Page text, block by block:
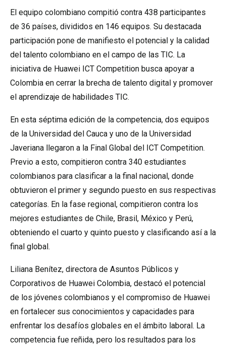
El equipo colombiano compitió contra 438 participantes
de 36 países, divididos en 146 equipos. Su destacada
participación pone de manifiesto el potencial y la calidad
del talento colombiano en el campo de las TIC. La
iniciativa de Huawei ICT Competition busca apoyar a
Colombia en cerrar la brecha de talento digital y promover
el aprendizaje de habilidades TIC.
En esta séptima edición de la competencia, dos equipos
de la Universidad del Cauca y uno de la Universidad
Javeriana llegaron a la Final Global del ICT Competition.
Previo a esto, compitieron contra 340 estudiantes
colombianos para clasificar a la final nacional, donde
obtuvieron el primer y segundo puesto en sus respectivas
categorías. En la fase regional, compitieron contra los
mejores estudiantes de Chile, Brasil, México y Perú,
obteniendo el cuarto y quinto puesto y clasificando así a la
final global.
Liliana Benítez, directora de Asuntos Públicos y
Corporativos de Huawei Colombia, destacó el potencial
de los jóvenes colombianos y el compromiso de Huawei
en fortalecer sus conocimientos y capacidades para
enfrentar los desafíos globales en el ámbito laboral. La
competencia fue reñida, pero los resultados para los